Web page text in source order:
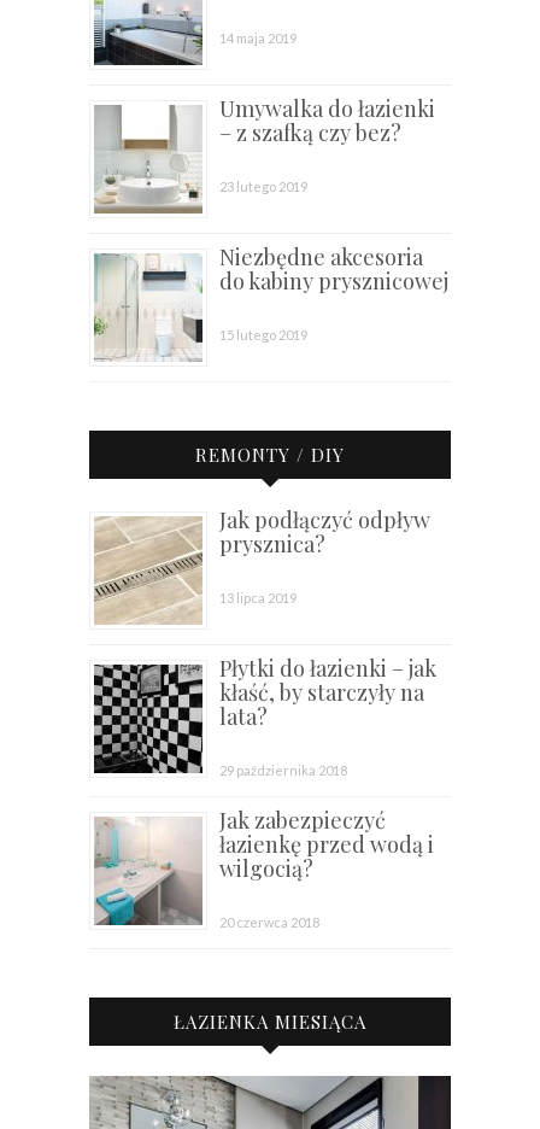
14 maja 2019
Umywalka do łazienki
– z szafką czy bez?
23 lutego 2019
Niezbędne akcesoria
do kabiny prysznicowej
15 lutego 2019
REMONTY / DIY
Jak podłączyć odpływ
prysznica?
13 lipca 2019
Płytki do łazienki – jak
kłaść, by starczyły na
lata?
29 października 2018
Jak zabezpieczyć
łazienkę przed wodą i
wilgocią?
20 czerwca 2018
ŁAZIENKA MIESIĄCA